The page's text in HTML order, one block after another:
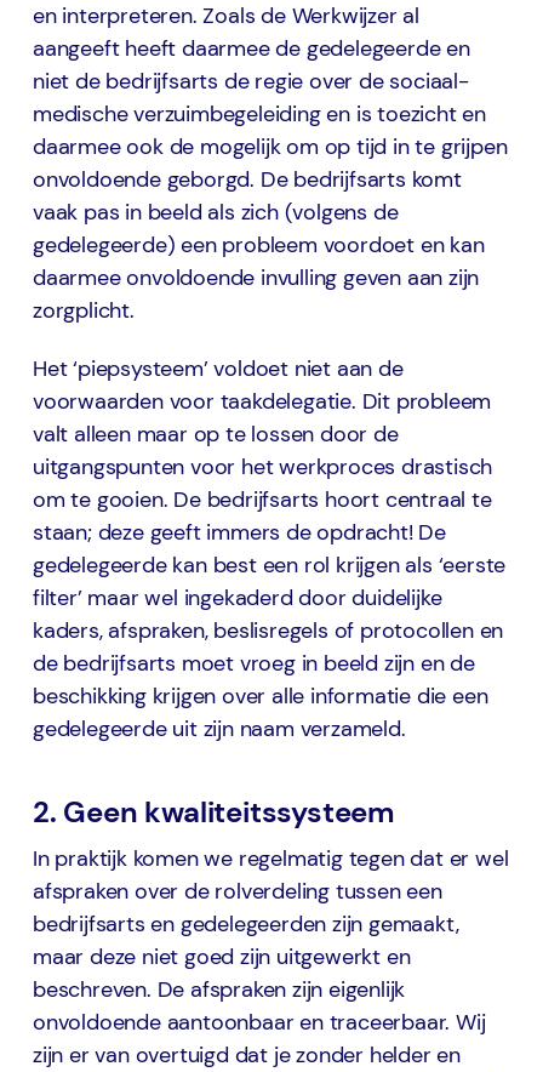
en interpreteren. Zoals de Werkwijzer al
aangeeft heeft daarmee de gedelegeerde en
niet de bedrijfsarts de regie over de sociaal-
medische verzuimbegeleiding en is toezicht en
daarmee ook de mogelijk om op tijd in te grijpen
onvoldoende geborgd. De bedrijfsarts komt
vaak pas in beeld als zich (volgens de
gedelegeerde) een probleem voordoet en kan
daarmee onvoldoende invulling geven aan zijn
zorgplicht.
Het ‘piepsysteem’ voldoet niet aan de
voorwaarden voor taakdelegatie. Dit probleem
valt alleen maar op te lossen door de
uitgangspunten voor het werkproces drastisch
om te gooien. De bedrijfsarts hoort centraal te
staan; deze geeft immers de opdracht! De
gedelegeerde kan best een rol krijgen als ‘eerste
filter’ maar wel ingekaderd door duidelijke
kaders, afspraken, beslisregels of protocollen en
de bedrijfsarts moet vroeg in beeld zijn en de
beschikking krijgen over alle informatie die een
gedelegeerde uit zijn naam verzameld.
2. Geen kwaliteitssysteem
In praktijk komen we regelmatig tegen dat er wel
afspraken over de rolverdeling tussen een
bedrijfsarts en gedelegeerden zijn gemaakt,
maar deze niet goed zijn uitgewerkt en
beschreven. De afspraken zijn eigenlijk
onvoldoende aantoonbaar en traceerbaar. Wij
zijn er van overtuigd dat je zonder helder en